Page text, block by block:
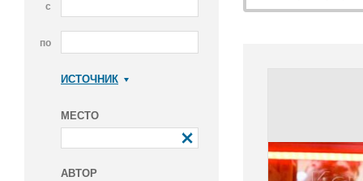
с
по
ИСТОЧНИК
МЕСТО
АВТОР